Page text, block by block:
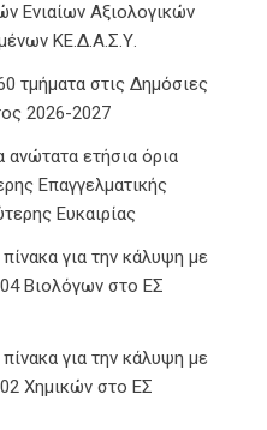
Ενιαίων Αξιολογικών
ΚΕ.Δ.Α.Σ.Υ.
τμήματα στις Δημόσιες
2026-2027
ανώτατα ετήσια όρια
Επαγγελματικής
Ευκαιρίας
για την κάλυψη με
Βιολόγων στο ΕΣ
για την κάλυψη με
Χημικών στο ΕΣ